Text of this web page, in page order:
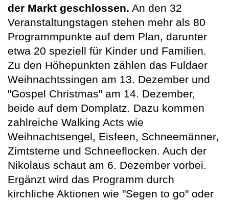
der Markt geschlossen. An den 32
Veranstaltungstagen stehen mehr als 80
Programmpunkte auf dem Plan, darunter
etwa 20 speziell für Kinder und Familien.
Zu den Höhepunkten zählen das Fuldaer
Weihnachtssingen am 13. Dezember und
"Gospel Christmas" am 14. Dezember,
beide auf dem Domplatz. Dazu kommen
zahlreiche Walking Acts wie
Weihnachtsengel, Eisfeen, Schneemänner,
Zimtsterne und Schneeflocken. Auch der
Nikolaus schaut am 6. Dezember vorbei.
Ergänzt wird das Programm durch
kirchliche Aktionen wie "Segen to go" oder